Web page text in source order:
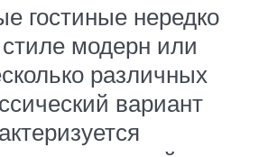
гостиные нередко
модерн или
различных
вариант